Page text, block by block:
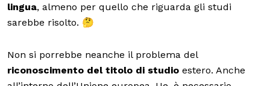
lingua, almeno per quello che riguarda gli studi
sarebbe risolto. 🤔
Non si porrebbe neanche il problema del
riconoscimento del titolo di studio estero. Anche